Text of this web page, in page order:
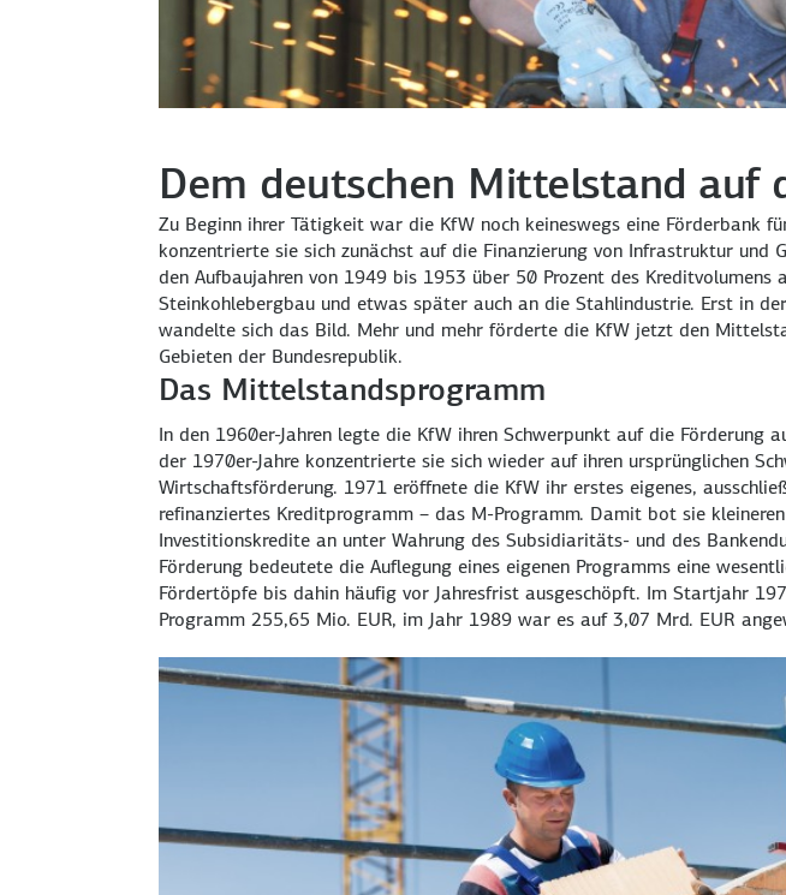
Dem deutschen Mittelstand auf
Zu Beginn ihrer Tätigkeit war die KfW noch keineswegs eine Förderbank
konzentrierte sie sich zunächst auf die Finanzierung von Infrastruktur und
den Aufbaujahren von 1949 bis 1953 über 50 Prozent des Kreditvolumens
Steinkohlebergbau und etwas später auch an die Stahlindustrie. Erst in
wandelte sich das Bild. Mehr und mehr förderte die KfW jetzt den
Gebieten der Bundesrepublik.
Das Mittelstandsprogramm
In den 1960er-Jahren legte die KfW ihren Schwerpunkt auf die Förderung
der 1970er-Jahre konzentrierte sie sich wieder auf ihren ursprünglichen
Wirtschaftsförderung. 1971 eröffnete die KfW ihr erstes eigenes,
refinanziertes Kreditprogramm – das M-Programm. Damit bot sie
Investitionskredite an unter Wahrung des Subsidiaritäts- und des
Förderung bedeutete die Auflegung eines eigenen Programms eine
Fördertöpfe bis dahin häufig vor Jahresfrist ausgeschöpft. Im Startjahr
Programm 255,65 Mio. EUR, im Jahr 1989 war es auf 3,07 Mrd. EUR